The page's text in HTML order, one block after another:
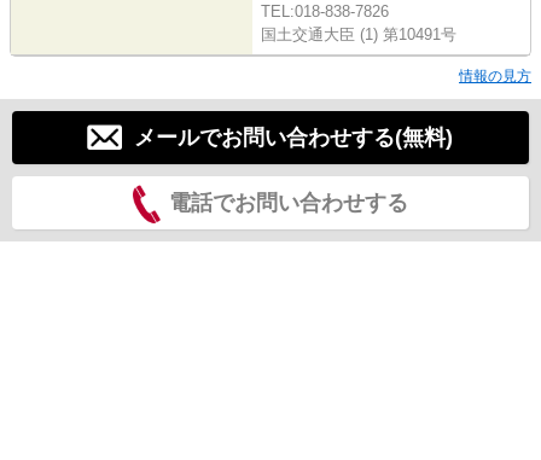
TEL:018-838-7826
国土交通大臣 (1) 第10491号
情報の見方
メールでお問い合わせする(無料)
電話でお問い合わせする